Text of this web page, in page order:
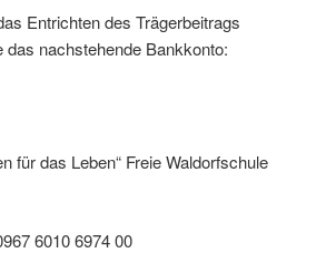
Entrichten des Trägerbeitrags
das nachstehende Bankkonto:
für das Leben“ Freie Waldorfschule
6010 6974 00